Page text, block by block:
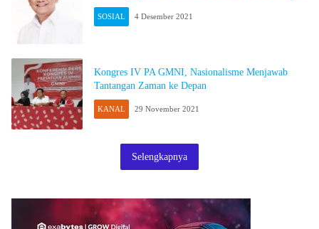
SOSIAL 4 Desember 2021
Kongres IV PA GMNI, Nasionalisme Menjawab
Tantangan Zaman ke Depan
KANAL 29 November 2021
Selengkapnya